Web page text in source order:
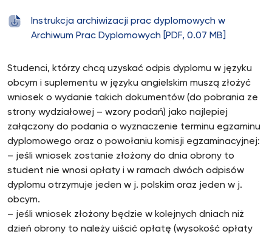
Instrukcja archiwizacji prac dyplomowych w
Archiwum Prac Dyplomowych [PDF, 0.07 MB]
Studenci, którzy chcą uzyskać odpis dyplomu w języku
obcym i suplementu w języku angielskim muszą złożyć
wniosek o wydanie takich dokumentów (do pobrania ze
strony wydziałowej – wzory podań) jako najlepiej
załączony do podania o wyznaczenie terminu egzaminu
dyplomowego oraz o powołaniu komisji egzaminacyjnej:
– jeśli wniosek zostanie złożony do dnia obrony to
student nie wnosi opłaty i w ramach dwóch odpisów
dyplomu otrzymuje jeden w j. polskim oraz jeden w j.
obcym.
– jeśli wniosek złożony będzie w kolejnych dniach niż
dzień obrony to należy uiścić opłatę (wysokość opłaty